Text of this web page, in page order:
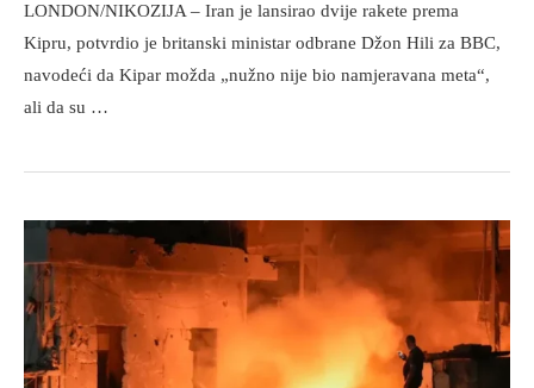
LONDON/NIKOZIJA – Iran je lansirao dvije rakete prema
Kipru, potvrdio je britanski ministar odbrane Džon Hili za BBC,
navodeći da Kipar možda „nužno nije bio namjeravana meta“,
ali da su …